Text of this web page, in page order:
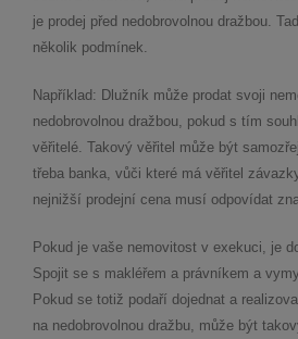
je prodej před nedobrovolnou dražbou.
několik podmínek.
Například: Dlužník může prodat svoji
nedobrovolnou dražbou, pokud s tím
věřitelé. Takový věřitel může být
třeba banka, vůči které má věřitel
nejnižší prodejní cena musí odpovídat
Pokud je vaše nemovitost v exekuci, je
Spojit se s makléřem a právníkem a
Pokud se totiž podaří dojednat a
na nedobrovolnou dražbu, může být